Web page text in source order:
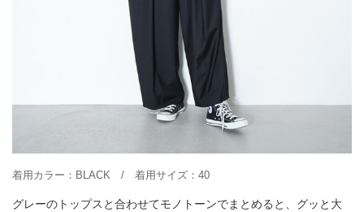
着用カラー：BLACK / 着用サイズ：40
グレーのトップスと合わせてモノトーンでまとめると、グッと大